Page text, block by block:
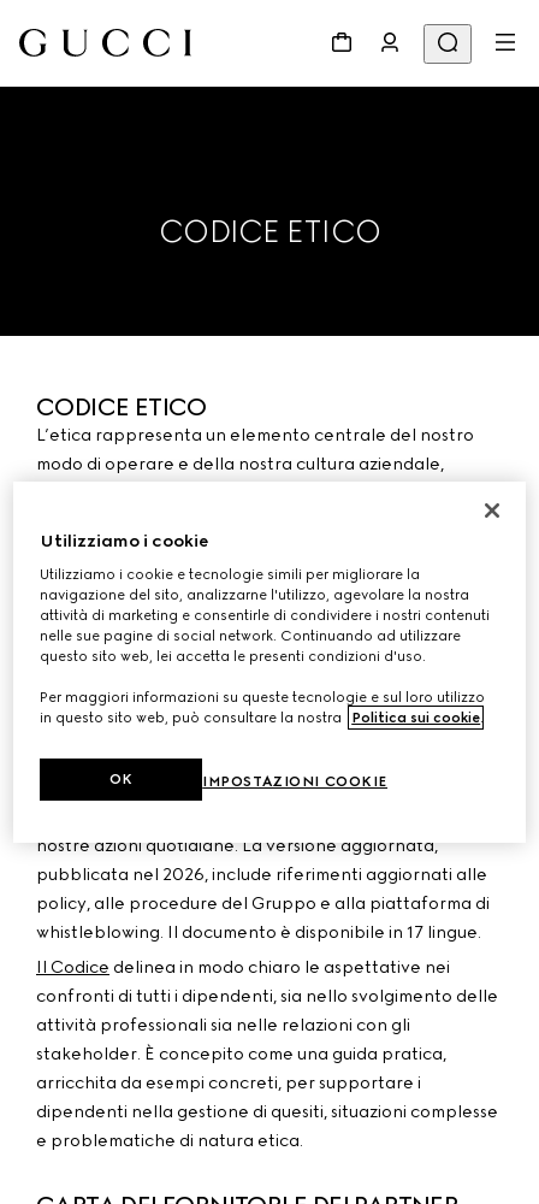
CODICE ETICO
CODICE ETICO
L’etica rappresenta un elemento centrale del nostro
modo di operare e della nostra cultura aziendale,
indispensabile per la crescita sostenibile del business.
Questa cultura si fonda sul rispetto delle leggi e dei
regolamenti, oltre che sull’impegno quotidiano di
ciascun dipendente verso i valori del Gruppo. Kering
adotta una politica di tolleranza zero nei confronti della
corruzione e di qualsiasi violazione dei principi di
integrità.
Dal 2005, sulla scia della Carta Etica adottata nel 1996,
il Codice Etico di Kering definisce i principi fondamentali
nostre azioni quotidiane. La versione aggiornata,
pubblicata nel 2026, include riferimenti aggiornati alle
policy, alle procedure del Gruppo e alla piattaforma di
whistleblowing. Il documento è disponibile in 17 lingue.
Il Codice delinea in modo chiaro le aspettative nei
confronti di tutti i dipendenti, sia nello svolgimento delle
attività professionali sia nelle relazioni con gli
stakeholder. È concepito come una guida pratica,
arricchita da esempi concreti, per supportare i
dipendenti nella gestione di quesiti, situazioni complesse
e problematiche di natura etica.
Utilizziamo i cookie
Utilizziamo i cookie e tecnologie simili per migliorare la
navigazione del sito, analizzarne l'utilizzo, agevolare la nostra
attività di marketing e consentirle di condividere i nostri contenuti
nelle sue pagine di social network. Continuando ad utilizzare
questo sito web, lei accetta le presenti condizioni d'uso.
Per maggiori informazioni su queste tecnologie e sul loro utilizzo
in questo sito web, può consultare la nostra
Politica sui cookie.
IMPOSTAZIONI COOKIE
OK